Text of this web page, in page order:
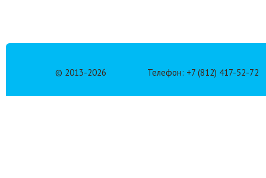
© 2013-2026 Телефон: +7 (812) 417-52-72